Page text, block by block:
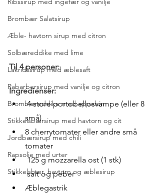
Brombær Salatsirup
Æble- havtorn sirup med citron
Solbæreddike med lime
Lakridssirup med æblesaft
Rabarbersirup med vanilje og citron
Brombæreddike med appelsin
Stikkelsbærsirup med havtorn og cit
Jordbærsirup med chili
Rapsolie med urter
Stikkelsbær, havtorn og æblesirup
Til 4 personer:
Ingredienser:
4 store portobellosvampe (eller 8
små)
8 cherrytomater eller andre små
tomater
125 g mozzarella ost (1 stk)
salt og peber
Æblegastrik